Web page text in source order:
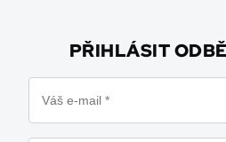
PŘIHLÁSIT